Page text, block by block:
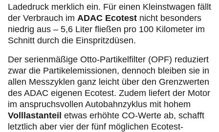
Ladedruck merklich ein. Für einen Kleinstwagen fällt
der Verbrauch im ADAC Ecotest nicht besonders
niedrig aus – 5,6 Liter fließen pro 100 Kilometer im
Schnitt durch die Einspritzdüsen.
Der serienmäßige Otto-Partikelfilter (OPF) reduziert
zwar die Partikelemissionen, dennoch bleiben sie in
allen Messzyklen ganz leicht über den Grenzwerten
des ADAC eigenen Ecotest. Zudem liefert der Motor
im anspruchsvollen Autobahnzyklus mit hohem
Volllastanteil etwas erhöhte CO-Werte ab, schafft
letztlich aber vier der fünf möglichen Ecotest-